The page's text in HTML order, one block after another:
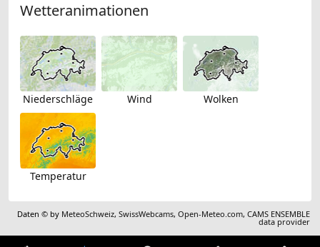
Wetteranimationen
Niederschläge Wind Wolken
Temperatur
Daten © by MeteoSchweiz,SwissWebcams,Open-Meteo.com,CAMS ENSEMBLE
data provider